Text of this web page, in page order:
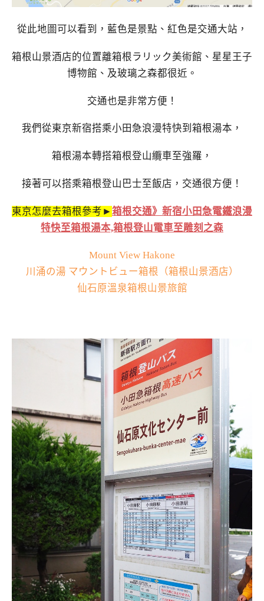
從此地圖可以看到，藍色是景點、紅色是交通大站，
箱根山景酒店的位置離箱根ラリック美術館、星星王子
博物館、及玻璃之森都很近。
交通也是非常方便！
我們從東京新宿搭乘小田急浪漫特快到箱根湯本，
箱根湯本轉搭箱根登山纜車至強羅，
接著可以搭乘箱根登山巴士至飯店，交通很方便！
東京怎麼去箱根參考► 箱根交通》新宿小田急電鐵浪漫
特快至箱根湯本,箱根登山電車至雕刻之森
Mount View Hakone
川涌の湯 マウントビュー箱根（箱根山景酒店）
仙石原溫泉箱根山景旅館